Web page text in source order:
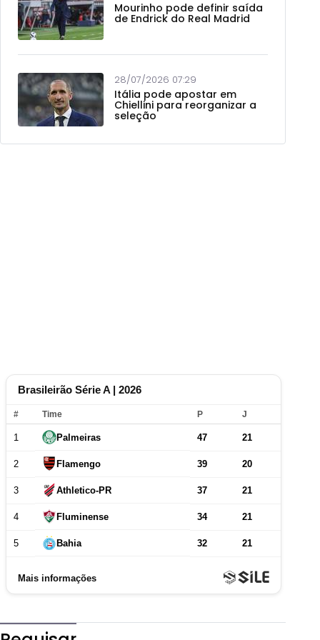
Mourinho pode definir saída
de Endrick do Real Madrid
28/07/2026 07:29
Itália pode apostar em
Chiellini para reorganizar a
seleção